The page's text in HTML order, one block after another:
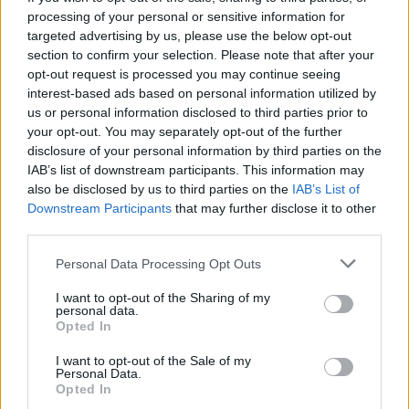
processing of your personal or sensitive information for
targeted advertising by us, please use the below opt-out
section to confirm your selection. Please note that after your
opt-out request is processed you may continue seeing
interest-based ads based on personal information utilized by
us or personal information disclosed to third parties prior to
your opt-out. You may separately opt-out of the further
disclosure of your personal information by third parties on the
IAB’s list of downstream participants. This information may
also be disclosed by us to third parties on the IAB’s List of
Downstream Participants that may further disclose it to other
Personal Data Processing Opt Outs
I want to opt-out of the Sharing of my
personal data.
Opted In
I want to opt-out of the Sale of my
Personal Data.
Opted In
PIÙ INFORMAZIONI SU
legnano
LEGGI GLI ALTRI ARTICOLI DI
LEGNANO
Selezioniamo per te
Il meglio di
Iscriviti alla
newsletter